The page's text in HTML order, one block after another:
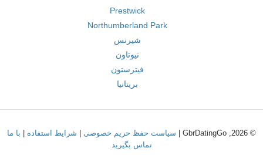
Prestwick
Northumberland Park
شیرنس
نیوتاون
فیترستون
بریتانیا
© 2026, GbrDatingGo | سیاست حفظ حریم خصوصی شرایط استفاده
با ما
تماس بگیرید